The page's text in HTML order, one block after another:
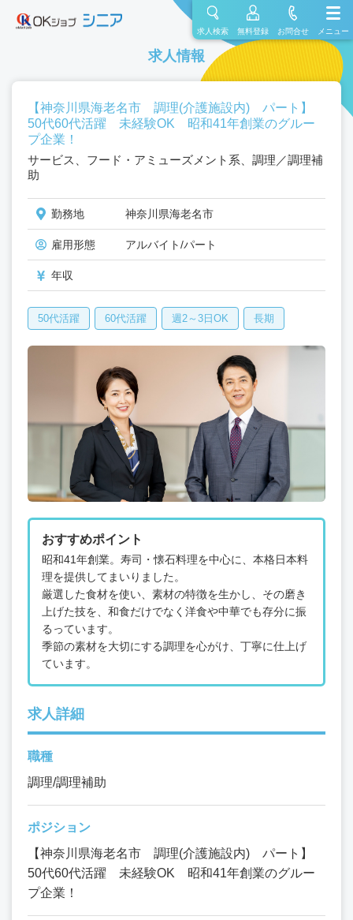
求人検索 無料登録 お問合せ メニュー
求人情報
【神奈川県海老名市 調理(介護施設内) パート】
50代60代活躍 未経験OK 昭和41年創業のグルー
プ企業！
サービス、フード・アミューズメント系、調理／調理補
助
勤務地 神奈川県海老名市
雇用形態 アルバイト/パート
年収
50代活躍 60代活躍 週2～3日OK 長期
おすすめポイント
昭和41年創業。寿司・懐石料理を中心に、本格日本料
理を提供してまいりました。
厳選した食材を使い、素材の特徴を生かし、その磨き
上げた技を、和食だけでなく洋食や中華でも存分に振
るっています。
季節の素材を大切にする調理を心がけ、丁寧に仕上げ
ています。
求人詳細
職種
調理/調理補助
ポジション
【神奈川県海老名市 調理(介護施設内) パート】
50代60代活躍 未経験OK 昭和41年創業のグルー
プ企業！